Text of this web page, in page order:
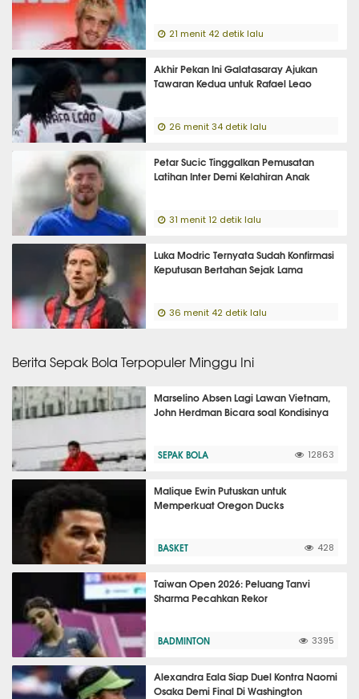
21 menit 42 detik lalu
Akhir Pekan Ini Galatasaray Ajukan
Tawaran Kedua untuk Rafael Leao
26 menit 34 detik lalu
Petar Sucic Tinggalkan Pemusatan
Latihan Inter Demi Kelahiran Anak
31 menit 12 detik lalu
Luka Modric Ternyata Sudah Konfirmasi
Keputusan Bertahan Sejak Lama
36 menit 42 detik lalu
Berita Sepak Bola Terpopuler Minggu Ini
Marselino Absen Lagi Lawan Vietnam,
John Herdman Bicara soal Kondisinya
SEPAK BOLA 12863
Malique Ewin Putuskan untuk
Memperkuat Oregon Ducks
BASKET 428
Taiwan Open 2026: Peluang Tanvi
Sharma Pecahkan Rekor
BADMINTON 3395
Alexandra Eala Siap Duel Kontra Naomi
Osaka Demi Final Di Washington